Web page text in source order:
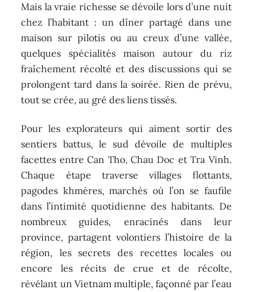
Mais la vraie richesse se dévoile lors d’une nuit
chez l’habitant : un dîner partagé dans une
maison sur pilotis ou au creux d’une vallée,
quelques spécialités maison autour du riz
fraîchement récolté et des discussions qui se
prolongent tard dans la soirée. Rien de prévu,
tout se crée, au gré des liens tissés.
Pour les explorateurs qui aiment sortir des
sentiers battus, le sud dévoile de multiples
facettes entre Can Tho, Chau Doc et Tra Vinh.
Chaque étape traverse villages flottants,
pagodes khmères, marchés où l’on se faufile
dans l’intimité quotidienne des habitants. De
nombreux guides, enracinés dans leur
province, partagent volontiers l’histoire de la
région, les secrets des recettes locales ou
encore les récits de crue et de récolte,
révélant un Vietnam multiple, façonné par l’eau